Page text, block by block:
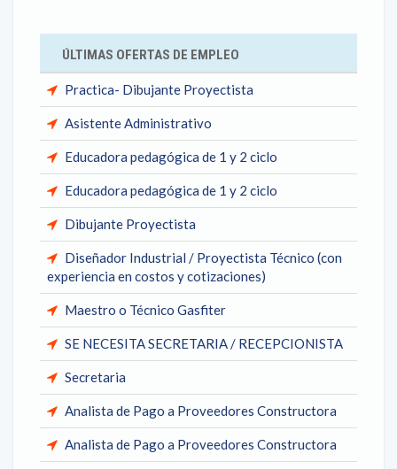
ÚLTIMAS OFERTAS DE EMPLEO
Practica- Dibujante Proyectista
Asistente Administrativo
Educadora pedagógica de 1 y 2 ciclo
Educadora pedagógica de 1 y 2 ciclo
Dibujante Proyectista
Diseñador Industrial / Proyectista Técnico (con
experiencia en costos y cotizaciones)
Maestro o Técnico Gasfiter
SE NECESITA SECRETARIA / RECEPCIONISTA
Secretaria
Analista de Pago a Proveedores Constructora
Analista de Pago a Proveedores Constructora